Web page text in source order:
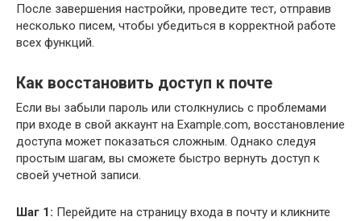
После завершения настройки, проведите тест, отправив
несколько писем, чтобы убедиться в корректной работе
всех функций.
Как восстановить доступ к почте
Если вы забыли пароль или столкнулись с проблемами
при входе в свой аккаунт на Example.com, восстановление
доступа может показаться сложным. Однако следуя
простым шагам, вы сможете быстро вернуть доступ к
своей учетной записи.
Шаг 1: Перейдите на страницу входа в почту и кликните